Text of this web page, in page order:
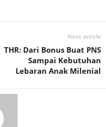
Next article
THR: Dari Bonus Buat PNS
Sampai Kebutuhan
Lebaran Anak Milenial